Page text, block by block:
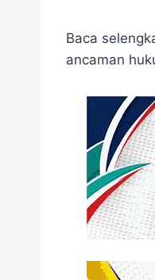
Baca
ancaman